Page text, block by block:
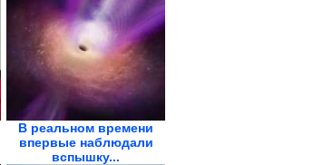
В реальном времени
впервые наблюдали
вспышку...